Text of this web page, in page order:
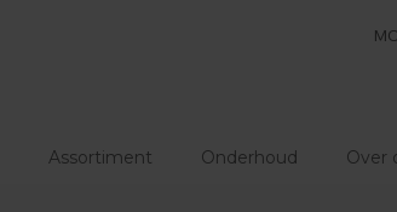
Assortiment Onderhoud Over